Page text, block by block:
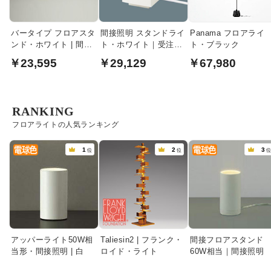
バータイプ フロアスタ
ンド・ホワイト | 間接
￥23,595
間接照明 スタンドライ
ト・ホワイト｜受注生
￥29,129
Panama フロアライ
ト・ブラック
￥67,980
フロアライトの人気ランキング
RANKING
1 位
アッパーライト50W相
当形・間接照明 | 白
2 位
Taliesin2 | フランク・
ロイド・ライト
3 位
間接フロアスタンド
60W相当｜間接照明